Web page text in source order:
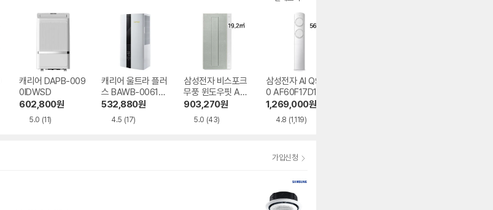
캐리어 DAPB-009
0IDWSD
602,800원
5.0 (11)
캐리어 울트라 플러
스 BAWB-0061YA
WSD
532,880원
4.5 (17)
삼성전자 비스포크
무풍 윈도우핏 AW
06C7155EWAZ
903,270원
5.0 (43)
삼성전자 AI Q900
0 AF60F17D11GS
1,269,000원
4.8 (1,119)
가입신청